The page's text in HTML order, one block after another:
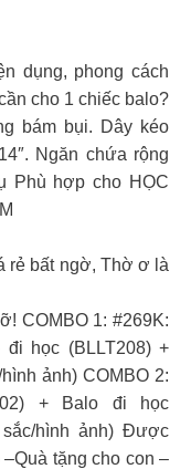
dụng, phong cách
cho 1 chiếc balo?
bám bụi. Dây kéo
Ngăn chứa rộng
Phù hợp cho HỌC
bất ngờ, Thờ ơ là
COMBO 1: #269K:
đi học (BLLT208) +
ảnh) COMBO 2:
+ Balo đi học
sắc/hình ảnh) Được
tặng cho con –